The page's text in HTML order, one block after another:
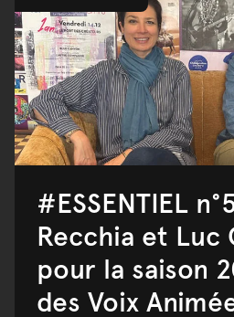
#ESSENTIEL
Recchia et Luc
pour la saison
des Voix